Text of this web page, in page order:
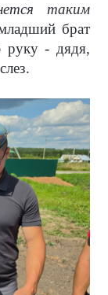
таким
брат
руку - дядя,